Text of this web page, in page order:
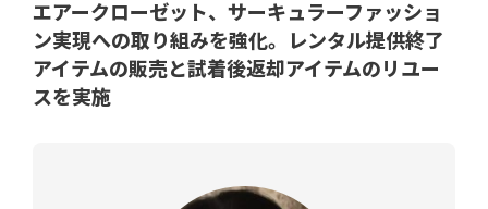
エアークローゼット、サーキュラーファッショ
ン実現への取り組みを強化。レンタル提供終了
アイテムの販売と試着後返却アイテムのリユー
スを実施